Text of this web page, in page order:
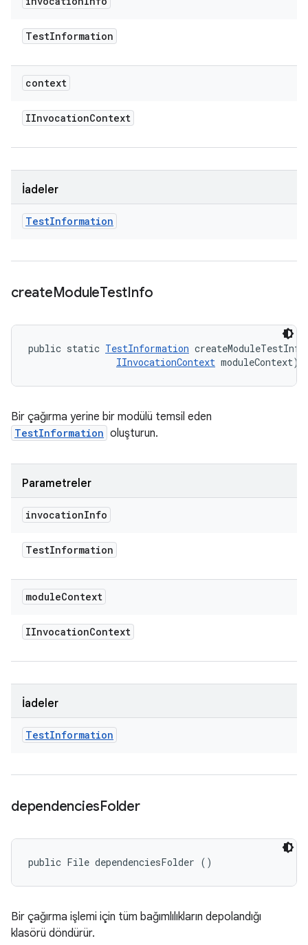
TestInformation
context
IInvocationContext
İadeler
TestInformation
createModuleTestInfo
public static TestInformation
IInvocationContext moduleContext)
Bir çağırma yerine bir modülü temsil eden
TestInformation oluşturun.
Parametreler
invocationInfo
TestInformation
moduleContext
IInvocationContext
İadeler
TestInformation
dependenciesFolder
public File dependenciesFolder ()
Bir çağırma işlemi için tüm bağımlılıkların depolandığı
klasörü döndürür.